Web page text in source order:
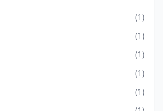
(1)
(1)
(1)
(1)
(1)